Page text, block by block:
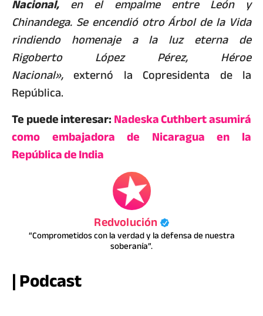
Nacional, en el empalme entre León y
Chinandega. Se encendió otro Árbol de la Vida
rindiendo homenaje a la luz eterna de
Rigoberto López Pérez, Héroe
Nacional»,externó la Copresidenta de la
República.
Te puede interesar:Nadeska Cuthbert asumirá
como embajadora de Nicaragua en la
República de India
Redvolución
“Comprometidos con la verdad y la defensa de nuestra
soberanía”.
| Podcast